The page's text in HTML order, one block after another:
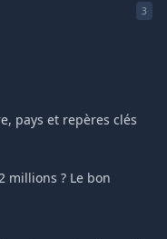
3
pays et repères clés
millions ? Le bon